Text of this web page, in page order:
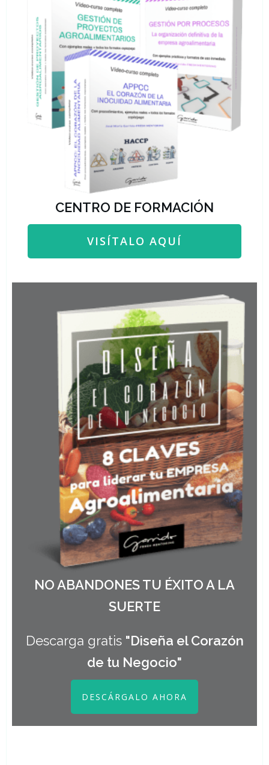
CENTRO DE FORMACIÓN
VISÍTALO AQUÍ
NO ABANDONES TU ÉXITO A LA
SUERTE
Descarga gratis "Diseña el Corazón
de tu Negocio"
DESCÁRGALO AHORA